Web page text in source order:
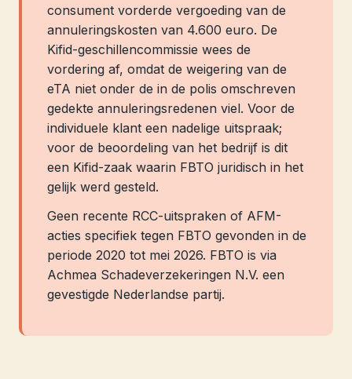
consument vorderde vergoeding van de
annuleringskosten van 4.600 euro. De
Kifid-geschillencommissie wees de
vordering af, omdat de weigering van de
eTA niet onder de in de polis omschreven
gedekte annuleringsredenen viel. Voor de
individuele klant een nadelige uitspraak;
voor de beoordeling van het bedrijf is dit
een Kifid-zaak waarin FBTO juridisch in het
gelijk werd gesteld.
Geen recente RCC-uitspraken of AFM-
acties specifiek tegen FBTO gevonden in de
periode 2020 tot mei 2026. FBTO is via
Achmea Schadeverzekeringen N.V. een
gevestigde Nederlandse partij.